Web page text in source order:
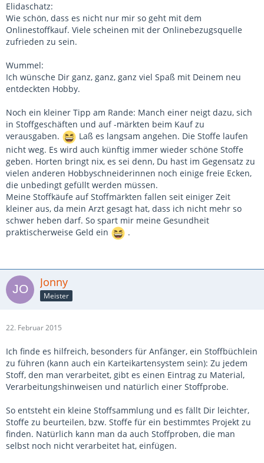
Elidaschatz:
Wie schön, dass es nicht nur mir so geht mit dem
Onlinestoffkauf. Viele scheinen mit der Onlinebezugsquelle
zufrieden zu sein.
Wummel:
Ich wünsche Dir ganz, ganz, ganz viel Spaß mit Deinem neu
entdeckten Hobby.
Noch ein kleiner Tipp am Rande: Manch einer neigt dazu, sich
in Stoffgeschäften und auf -märkten beim Kauf zu
verausgaben.
Laß es langsam angehen. Die Stoffe laufen
nicht weg. Es wird auch künftig immer wieder schöne Stoffe
geben. Horten bringt nix, es sei denn, Du hast im Gegensatz zu
vielen anderen Hobbyschneiderinnen noch einige freie Ecken,
die unbedingt gefüllt werden müssen.
Meine Stoffkäufe auf Stoffmärkten fallen seit einiger Zeit
kleiner aus, da mein Arzt gesagt hat, dass ich nicht mehr so
schwer heben darf. So spart mir meine Gesundheit
praktischerweise Geld ein
.
Jonny
Meister
22. Februar 2015
Ich finde es hilfreich, besonders für Anfänger, ein Stoffbüchlein
zu führen (kann auch ein Karteikartensystem sein): Zu jedem
Stoff, den man verarbeitet, gibt es einen Eintrag zu Material,
Verarbeitungshinweisen und natürlich einer Stoffprobe.
So entsteht ein kleine Stoffsammlung und es fällt Dir leichter,
Stoffe zu beurteilen, bzw. Stoffe für ein bestimmtes Projekt zu
finden. Natürlich kann man da auch Stoffproben, die man
selbst noch nicht verarbeitet hat, einfügen.